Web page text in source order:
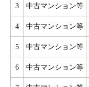
3 中古マンション等
4 中古マンション等
5 中古マンション等
6 中古マンション等